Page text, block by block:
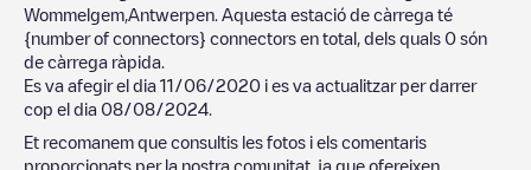
Wommelgem Antwerpen . Aquesta estació de càrrega té
{number of connectors} connectors en total, dels quals 0 són
de càrrega ràpida.
Es va afegir el dia 11/06/2020 i es va actualitzar per darrer
cop el dia 08/08/2024
Et recomanem que consultis les fotos i els comentaris
proporcionats per la nostra comunitat, ja que ofereixen